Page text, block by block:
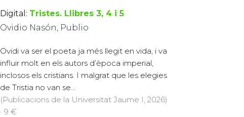
Digital: Tristes. Llibres 3, 4 i 5
Ovidio Nasón, Publio
Ovidi va ser el poeta ja més llegit en vida, i va
influir molt en els autors d’època imperial,
inclosos els cristians. I malgrat que les elegies
de Tristia no van se...
(Publicacions de la Universitat Jaume I, 2026)
· 9 €